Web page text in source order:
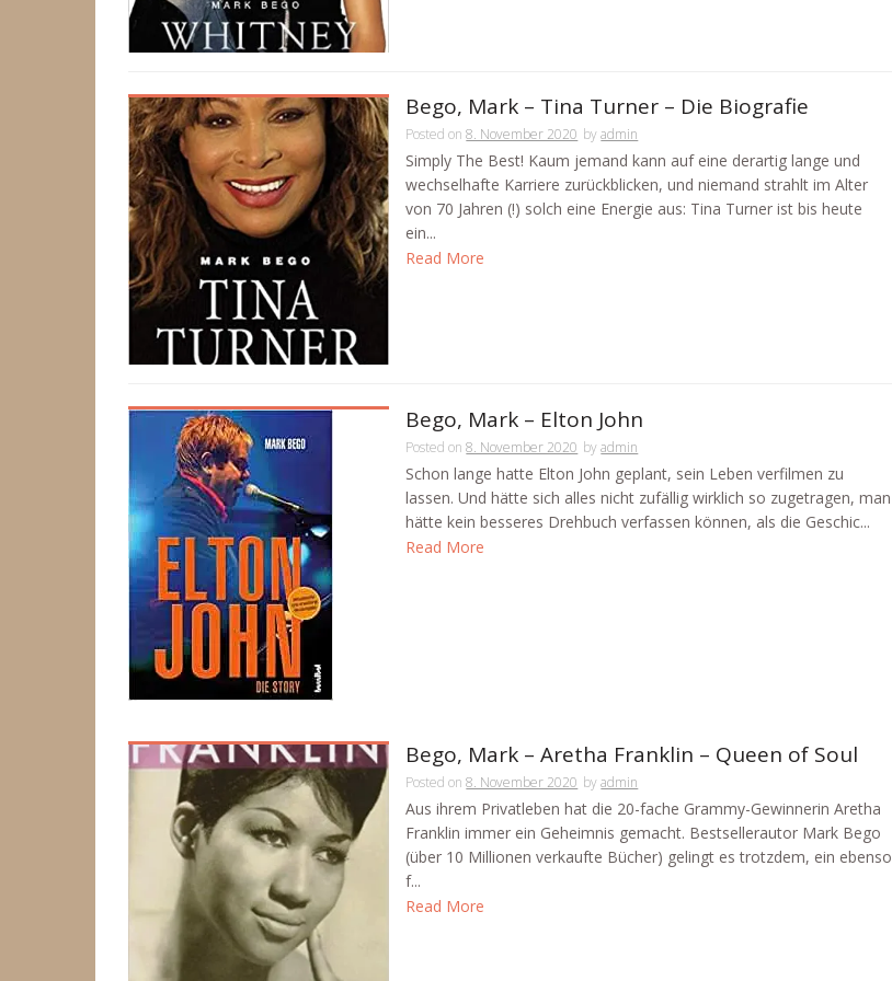
Bego, Mark – Tina Turner – Die Biografie
Posted on8. November 2020 byadmin
Simply The Best! Kaum jemand kann auf eine derartig lange und
wechselhafte Karriere zurückblicken, und niemand strahlt im Alter
von 70 Jahren (!) solch eine Energie aus: Tina Turner ist bis heute
ein...
Read More
Bego, Mark – Elton John
Posted on8. November 2020 byadmin
Schon lange hatte Elton John geplant, sein Leben verfilmen zu
lassen. Und hätte sich alles nicht zufällig wirklich so zugetragen, man
hätte kein besseres Drehbuch verfassen können, als die Geschic...
Read More
Bego, Mark – Aretha Franklin – Queen of Soul
Posted on8. November 2020 byadmin
Aus ihrem Privatleben hat die 20-fache Grammy-Gewinnerin Aretha
Franklin immer ein Geheimnis gemacht. Bestsellerautor Mark Bego
(über 10 Millionen verkaufte Bücher) gelingt es trotzdem, ein ebenso
f...
Read More